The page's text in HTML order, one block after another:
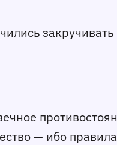
— ибо